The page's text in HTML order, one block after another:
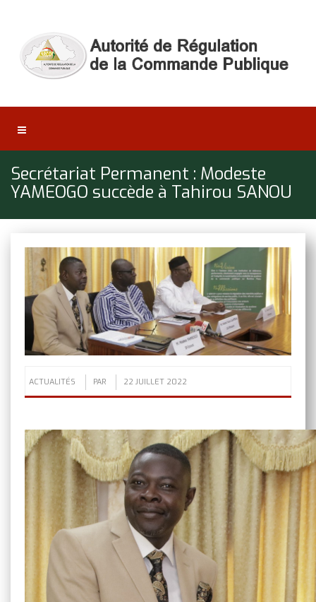
Secrétariat Permanent : Modeste
YAMEOGO succède à Tahirou SANOU
ACTUALITÉS PAR 22 JUILLET 2022